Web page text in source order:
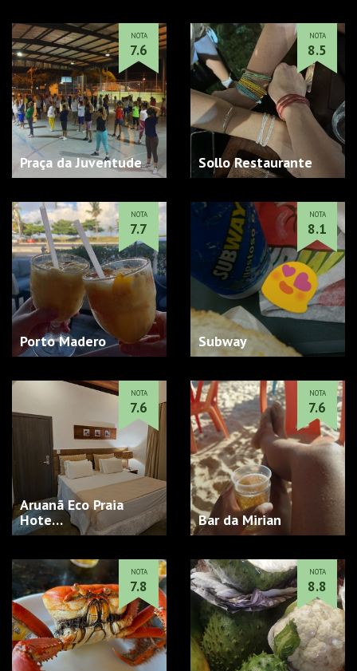
Praça da Juventude
NOTA
7.6
Sollo Restaurante
NOTA
8.5
Porto Madero
NOTA
7.7
Subway
NOTA
8.1
Aruanã Eco Praia
Hote…
NOTA
7.6
Bar da Mirian
NOTA
7.6
NOTA
7.8
NOTA
8.8